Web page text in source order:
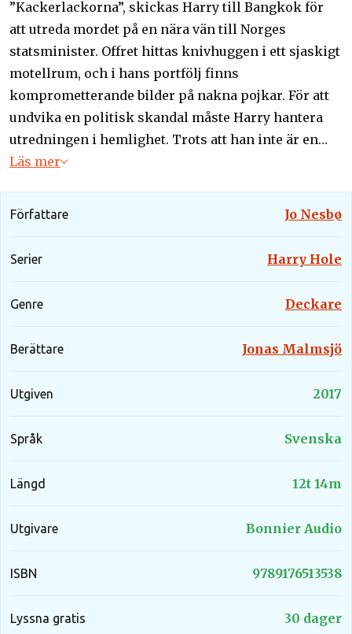
”Kackerlackorna”, skickas Harry till Bangkok för
att utreda mordet på en nära vän till Norges
statsminister. Offret hittas knivhuggen i ett sjaskigt
motellrum, och i hans portfölj finns
komprometterande bilder på nakna pojkar. För att
undvika en politisk skandal måste Harry hantera
utredningen i hemlighet. Trots att han inte är en
diplomat, använder Harry sina okonventionella
snart att hans egna landsmän försöker dölja
Läs mer
Författare Jo Nesbø
Serier Harry Hole
Genre Deckare
Berättare Jonas Malmsjö
Utgiven 2017
Språk Svenska
Längd 12t 14m
Utgivare Bonnier Audio
ISBN 9789176513538
Lyssna gratis 30 dager